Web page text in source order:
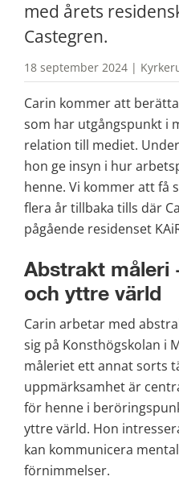
med årets
Castegren.
18 september 2024 |
Carin kommer att
som har utgångspunkt i
relation till mediet.
hon ge insyn i hur
henne. Vi kommer att få
flera år tillbaka tills där
pågående residenset
Abstrakt måleri
och yttre värld
Carin arbetar med
sig på Konsthögskolan i
måleriet ett annat sorts
uppmärksamhet är
för henne i
yttre värld. Hon
kan kommunicera
förnimmelser.